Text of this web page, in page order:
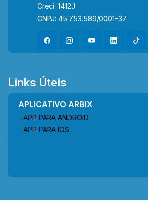
Creci: 1412J
CNPJ: 45.753.589/0001-37
Links Úteis
APLICATIVO ARBIX
APP PARA ANDROID
APP PARA IOS